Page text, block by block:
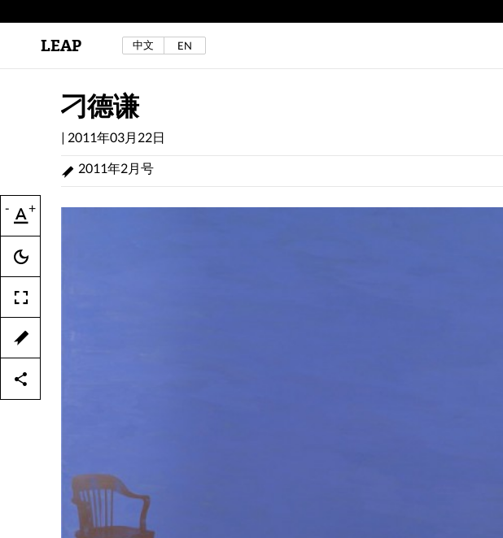
区秀诒与陈侑汝，《噩梦摇摆》，2024年。
LEAP 中文 EN
- +
刁德谦
| 2011年03月22日
2011年2月号